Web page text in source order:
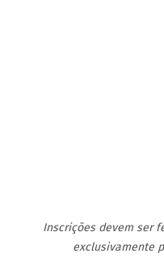
Inscrições devem ser
exclusivamente